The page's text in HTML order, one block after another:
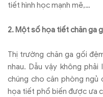
tiết hình học mạnh mẽ,…
2. Một số họa tiết chăn ga
Thị trường chăn ga gối
nhau. Dẫu vậy không
chúng cho căn phòng ngủ
họa tiết phổ biến được ưa